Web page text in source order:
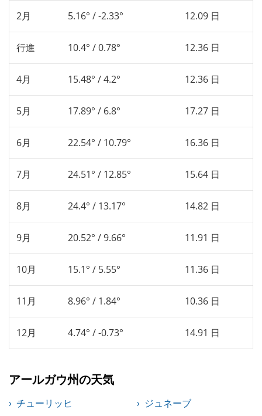
2月 5.16° / -2.33° 12.09 日
行進 10.4° / 0.78° 12.36 日
4月 15.48° / 4.2° 12.36 日
5月 17.89° / 6.8° 17.27 日
6月 22.54° / 10.79° 16.36 日
7月 24.51° / 12.85° 15.64 日
8月 24.4° / 13.17° 14.82 日
9月 20.52° / 9.66° 11.91 日
10月 15.1° / 5.55° 11.36 日
11月 8.96° / 1.84° 10.36 日
12月 4.74° / -0.73° 14.91 日
アールガウ州の天気
チューリッヒ
ジュネーブ